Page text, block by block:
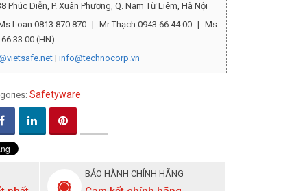
Phúc Diễn, P. Xuân Phương, Q. Nam Từ Liêm, Hà Nội
Loan 0813 870 870 | Mr Thạch 0943 66 44 00 |
Ms
33 00 (HN)
|info@technocorp.vn
Safetyware
BẢO HÀNH CHÍNH HÃNG